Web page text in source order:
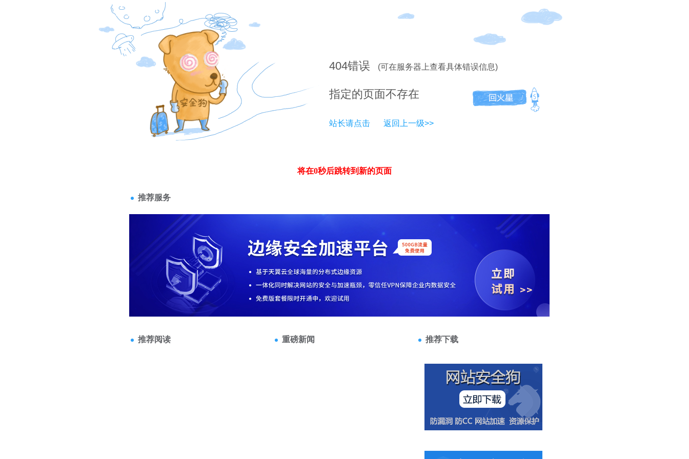
404错误 (可在服务器上查看具体错误信息)
指定的页面不存在
站长请点击 返回上一级>>